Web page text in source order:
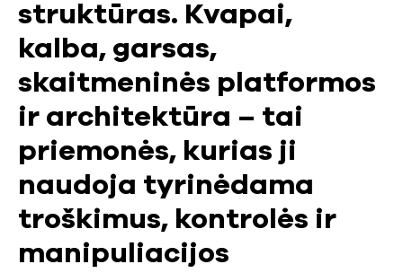
struktūras. Kvapai,
kalba, garsas,
skaitmeninės platformos
ir architektūra – tai
priemonės, kurias ji
naudoja tyrinėdama
troškimus, kontrolės ir
manipuliacijos